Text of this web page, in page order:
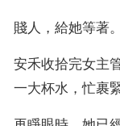
賤人，給她等著
安禾收拾完女主
一大杯水，忙裹